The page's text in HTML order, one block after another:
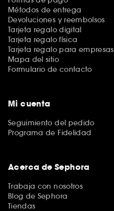
Métodos de entrega
Devoluciones y reembolsos
Tarjeta regalo digital
Tarjeta regalo física
Tarjeta regalo para empresas
Mapa del sitio
Formulario de contacto
Mi cuenta
Seguimiento del pedido
Programa de Fidelidad
Acerca de Sephora
Trabaja con nosotros
Blog de Sephora
Tiendas